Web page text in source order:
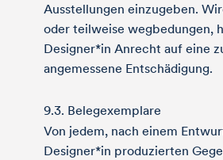
Ausstellungen einzugeben.
oder teilweise wegbedungen,
Designer*in Anrecht auf eine
angemessene Entschädigung.
9.3. Belegexemplare
Von jedem, nach einem
Designer*in produzierten